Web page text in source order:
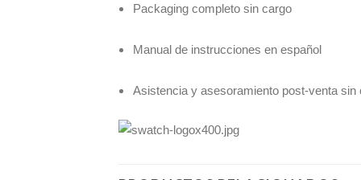
Packaging completo sin cargo
Manual de instrucciones en español
Asistencia y asesoramiento post-venta sin